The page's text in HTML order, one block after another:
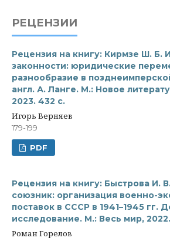
РЕЦЕНЗИИ
Рецензия на книгу: Кирмзе Ш. Б.
законности: юридические
разнообразие в
англ. А. Ланге. М.: Новое
2023. 432 с.
Игорь Верняев
179-199
PDF
Рецензия на книгу: Быстрова И.
союзник: организация военно-
поставок в СССР в 1941–1945 гг.
исследование. М.: Весь мир,
Роман Горелов